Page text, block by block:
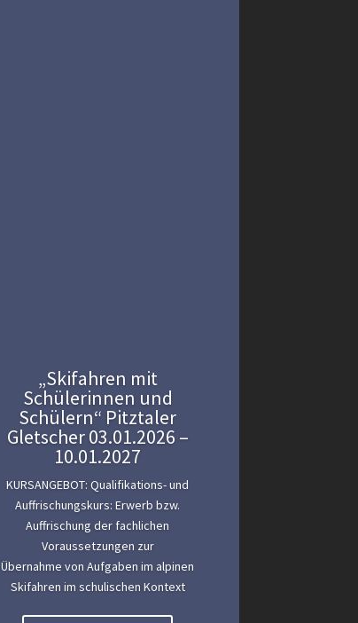
„Skifahren mit
Schülerinnen und
Schülern“ Pitztaler
Gletscher 03.01.2026 –
10.01.2027
KURSANGEBOT: Qualifikations- und
Auffrischungskurs: Erwerb bzw.
Auffrischung der fachlichen
Voraussetzungen zur
Übernahme von Aufgaben im alpinen
Skifahren im schulischen Kontext